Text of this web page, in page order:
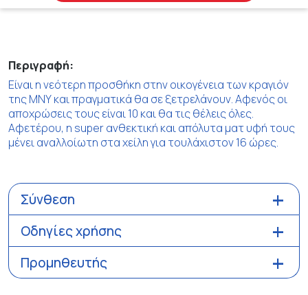
Περιγραφή:
Είναι η νεότερη προσθήκη στην οικογένεια των κραγιόν
της ΜΝΥ και πραγματικά θα σε ξετρελάνουν. Αφενός οι
αποχρώσεις τους είναι 10 και θα τις θέλεις όλες.
Αφετέρου, η super ανθεκτική και απόλυτα ματ υφή τους
μένει αναλλοίωτη στα χείλη για τουλάχιστον 16 ώρες.
Σύνθεση
Οδηγίες χρήσης
Προμηθευτής